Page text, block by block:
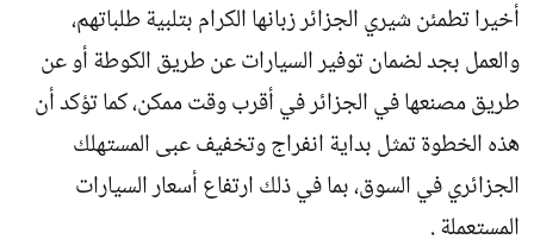
أخيرا تطمئن شيري الجزائر زبانها الكرام بتلبية طلباتهم،
والعمل بجد لضمان توفير السيارات عن طريق الكوطة أو عن
طريق مصنعها في الجزائر في أقرب وقت ممكن، كما تؤكد أن
هذه الخطوة تمثل بداية انفراج وتخفيف عبى المستهلك
الجزائري في السوق، بما في ذلك ارتفاع أسعار السيارات
المستعملة .